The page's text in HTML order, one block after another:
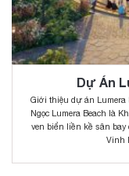
Dự Án
Giới thiệu dự án Lumera
Ngọc Lumera Beach là
ven biển liền kề sân bay
Vinh